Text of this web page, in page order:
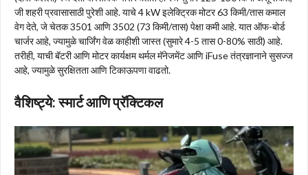
जी शहरी प्रवासासाठी पुरेशी आहे. याचे 4 kW इलेक्ट्रिक मोटर 63 किमी/तास कमाल
वेग देते, जे चेतक 3501 आणि 3502 (73 किमी/तास) पेक्षा कमी आहे. यात ऑफ-बोर्ड
चार्जर आहे, ज्यामुळे चार्जिंग वेळ काहीशी जास्त (सुमारे 4-5 तास 0-80% साठी) आहे.
तरीही, याची बॅटरी आणि मोटर कार्यक्षम थर्मल मॅनेजमेंट आणि iFuse तंत्रज्ञानाने सुसज्ज
आहे, ज्यामुळे सुरक्षितता आणि टिकाऊपणा वाढतो.
वैशिष्ट्ये: स्मार्ट आणि प्रॅक्टिकल